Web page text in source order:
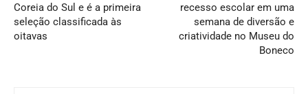
Coreia do Sul e é a primeira
seleção classificada às
oitavas
recesso escolar em uma
semana de diversão e
criatividade no Museu do
Boneco